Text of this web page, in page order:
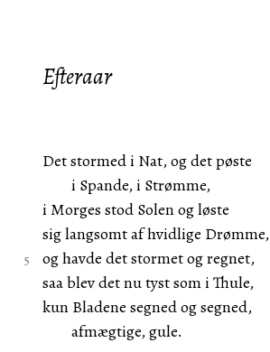
Efteraar
Det stormed i Nat, og det pøste
i Spande, i Strømme,
i Morges stod Solen og løste
sig langsomt af hvidlige Drømme,
og havde det stormet og regnet,
saa blev det nu tyst som i Thule,
kun Bladene segned og segned,
afmægtige, gule.